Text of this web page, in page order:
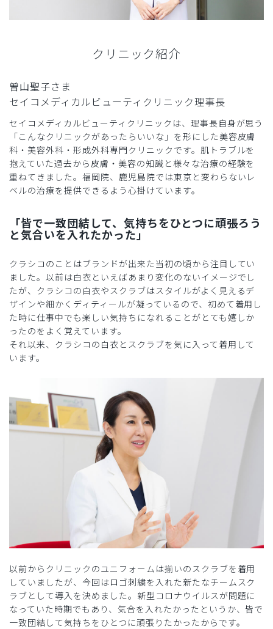
クリニック紹介
曽山聖子さま
セイコメディカルビューティクリニック理事長
セイコメディカルビューティクリニックは、理事長自身が思う
「こんなクリニックがあったらいいな」を形にした美容皮膚
科・美容外科・形成外科専門クリニックです。肌トラブルを
抱えていた過去から皮膚・美容の知識と様々な治療の経験を
重ねてきました。福岡院、鹿児島院では東京と変わらないレ
ベルの治療を提供できるよう心掛けています。
「皆で一致団結して、気持ちをひとつに頑張ろう
と気合いを入れたかった」
クラシコのことはブランドが出来た当初の頃から注目してい
ました。以前は白衣といえばあまり変化のないイメージでし
たが、クラシコの白衣やスクラブはスタイルがよく見えるデ
ザインや細かくディティールが凝っているので、初めて着用し
た時に仕事中でも楽しい気持ちになれることがとても嬉しか
ったのをよく覚えています。
それ以来、クラシコの白衣とスクラブを気に入って着用して
います。
以前からクリニックのユニフォームは揃いのスクラブを着用
していましたが、今回はロゴ刺繍を入れた新たなチームスク
ラブとして導入を決めました。新型コロナウイルスが問題に
なっていた時期でもあり、気合を入れたかったというか、皆で
一致団結して気持ちをひとつに頑張りたかったからです。